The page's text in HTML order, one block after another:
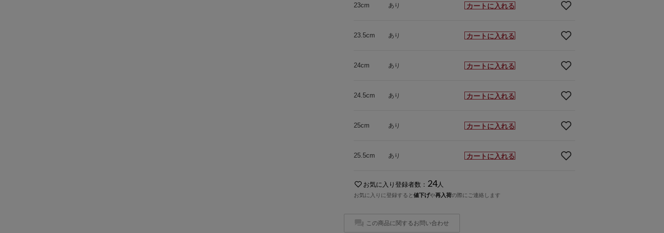
23cm あり カートに入れる
23.5cm あり カートに入れる
24cm あり カートに入れる
24.5cm あり カートに入れる
25cm あり カートに入れる
25.5cm あり カートに入れる
お気に入り登録者数： 24人
お気に入りに登録すると値下げや再入荷の際にご連絡します
この商品に関するお問い合わせ